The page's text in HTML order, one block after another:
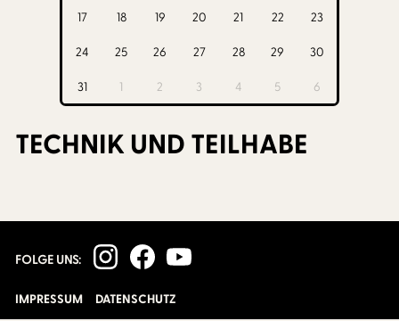
17 18 19 20 21 22 23
24 25 26 27 28 29 30
31 1 2 3 4 5 6
TECHNIK UND TEILHABE
IMPRESSUM DATENSCHUTZ
FOLGE UNS: